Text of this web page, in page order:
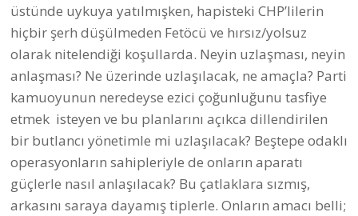
üstünde uykuya yatılmışken, hapisteki CHP’lilerin
hiçbir şerh düşülmeden Fetöcü ve hırsız/yolsuz
olarak nitelendiği koşullarda. Neyin uzlaşması, neyin
anlaşması? Ne üzerinde uzlaşılacak, ne amaçla? Parti
kamuoyunun neredeyse ezici çoğunluğunu tasfiye
etmek isteyen ve bu planlarını açıkca dillendirilen
bir butlancı yönetimle mi uzlaşılacak? Beştepe odaklı
operasyonların sahipleriyle de onların aparatı
güçlerle nasıl anlaşılacak? Bu çatlaklara sızmış,
arkasını saraya dayamış tiplerle. Onların amacı belli;